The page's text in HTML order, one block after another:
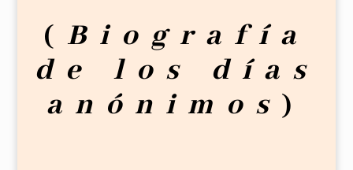
(Biografía
de los días
anónimos )